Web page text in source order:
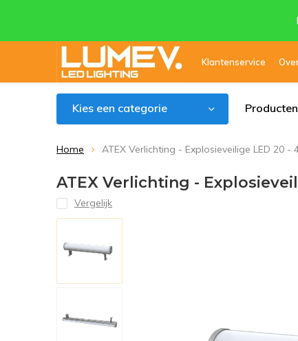
Klantenservice
Kies een categorie Producten
Home
ATEX Verlichting - Explosieveilige LED 20 -
ATEX Verlichting -
Vergelijk